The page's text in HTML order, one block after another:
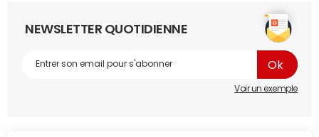
NEWSLETTER QUOTIDIENNE
Voir un exemple